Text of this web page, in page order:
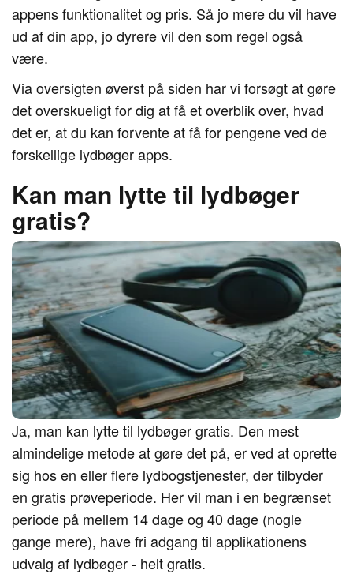
appens funktionalitet og pris. Så jo mere du vil have
ud af din app, jo dyrere vil den som regel også
være.
Via oversigten øverst på siden har vi forsøgt at gøre
det overskueligt for dig at få et overblik over, hvad
det er, at du kan forvente at få for pengene ved de
forskellige lydbøger apps.
Kan man lytte til lydbøger
gratis?
Ja, man kan lytte til lydbøger gratis. Den mest
almindelige metode at gøre det på, er ved at oprette
sig hos en eller flere lydbogstjenester, der tilbyder
en gratis prøveperiode. Her vil man i en begrænset
periode på mellem 14 dage og 40 dage (nogle
gange mere), have fri adgang til applikationens
udvalg af lydbøger - helt gratis.